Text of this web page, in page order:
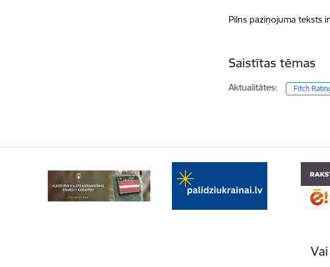
Pilns paziņojuma teksts
Saistītas tēmas
Aktualitātes: Fitch